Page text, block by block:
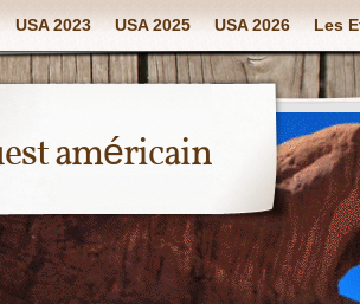
USA 2023 USA 2025 USA 2026 Les
américain